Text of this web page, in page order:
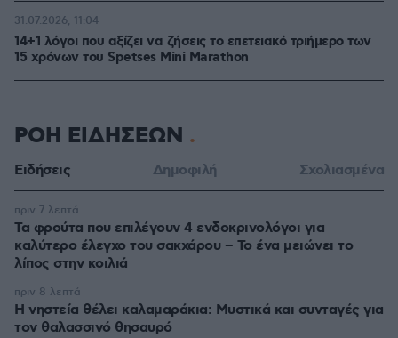
14+1 λόγοι που αξίζει να ζήσεις το επετειακό τριήμερο των
15 χρόνων του Spetses Mini Marathon
31.07.2026, 11:04
ΡΟΗ ΕΙΔΗΣΕΩΝ
Ειδήσεις Δημοφιλή Σχολιασμένα
Τα φρούτα που επιλέγουν 4 ενδοκρινολόγοι για
καλύτερο έλεγχο του σακχάρου – Το ένα μειώνει το
λίπος στην κοιλιά
πριν 7 λεπτά
Η νηστεία θέλει καλαμαράκια: Μυστικά και συνταγές για
τον θαλασσινό θησαυρό
πριν 8 λεπτά